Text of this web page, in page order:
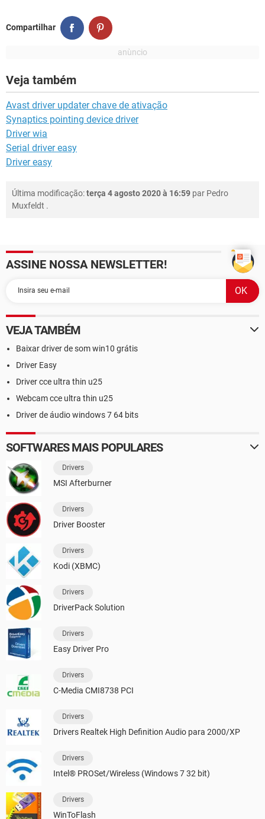
Compartilhar
Veja também
Avast driver updater chave de ativação
Synaptics pointing device driver
Driver wia
Serial driver easy
Driver easy
Última modificação:terça 4 agosto 2020 à 16:59 par Pedro
Muxfeldt .
ASSINE NOSSA NEWSLETTER!
VEJA TAMBÉM
Baixar driver de som win10 grátis
Driver Easy
Driver cce ultra thin u25
Webcam cce ultra thin u25
Driver de áudio windows 7 64 bits
SOFTWARES MAIS POPULARES
Drivers
MSI Afterburner
Drivers
Driver Booster
Drivers
Kodi (XBMC)
Drivers
DriverPack Solution
Drivers
Easy Driver Pro
Drivers
C-Media CMI8738 PCI
Drivers
Drivers Realtek High Definition Audio para 2000/XP
Drivers
Intel® PROSet/Wireless (Windows 7 32 bit)
Drivers
WinToFlash